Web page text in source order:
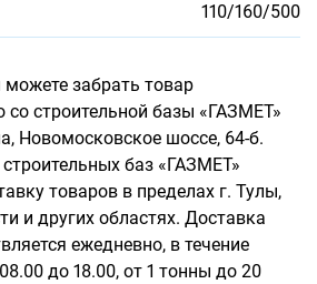
110/160/500
можете забрать товар
со строительной базы «ГАЗМЕТ»
Новомосковское шоссе, 64-б.
строительных баз «ГАЗМЕТ»
товаров в пределах г. Тулы,
и других областях. Доставка
ежедневно, в течение
до 18.00, от 1 тонны до 20